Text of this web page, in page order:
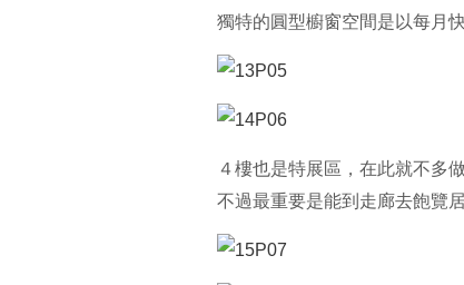
獨特的圓型櫥窗空間是以每月
４樓也是特展區，在此就不多
不過最重要是能到走廊去飽覽